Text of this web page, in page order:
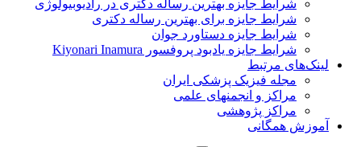
شرایط جایزه بهترین رساله دکتری در رادیوبیولوژی
شرایط جایزه برای بهترین رساله دکتری
شرایط جایزه دستاورد جوان
شرایط جایزه یادبود پروفسور Kiyonari Inamura
لینک‌های مرتبط
مجله فیزیک پزشکی ایران
مراکز و انجمنهای علمی
مراکز پژوهشی
آموزش همگانی